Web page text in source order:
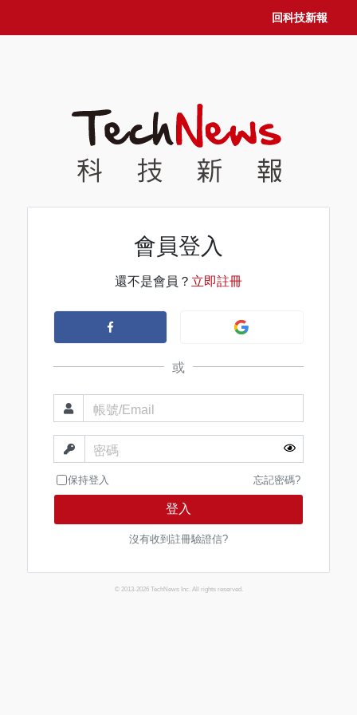
回科技新報
會員登入
還不是會員？ 立即註冊
或
帳號/Email
密碼
保持登入 忘記密碼?
登入
沒有收到註冊驗證信?
© 2013-2026 TechNews Inc. All rights reserved.